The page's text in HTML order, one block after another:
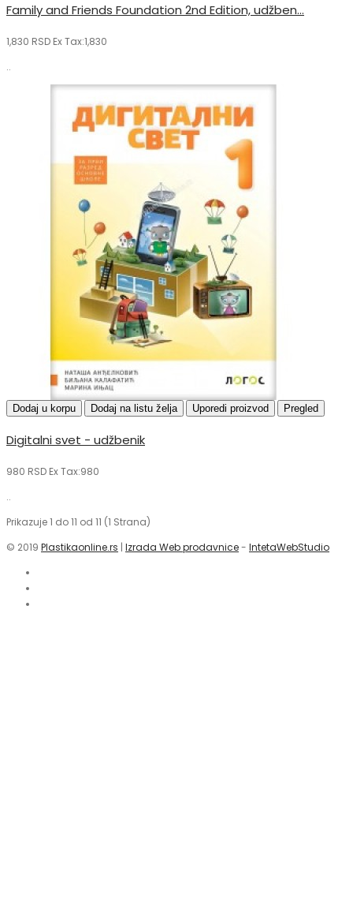
Family and Friends Foundation 2nd Edition, udžben...
1,830 RSD Ex Tax:1,830
..
Dodaj u korpu Dodaj na listu želja Uporedi proizvod Pregled
Digitalni svet - udžbenik
980 RSD Ex Tax:980
..
Prikazuje 1 do 11 od 11 (1 Strana)
© 2019 Plastikaonline.rs | Izrada Web prodavnice- IntetaWebStudio